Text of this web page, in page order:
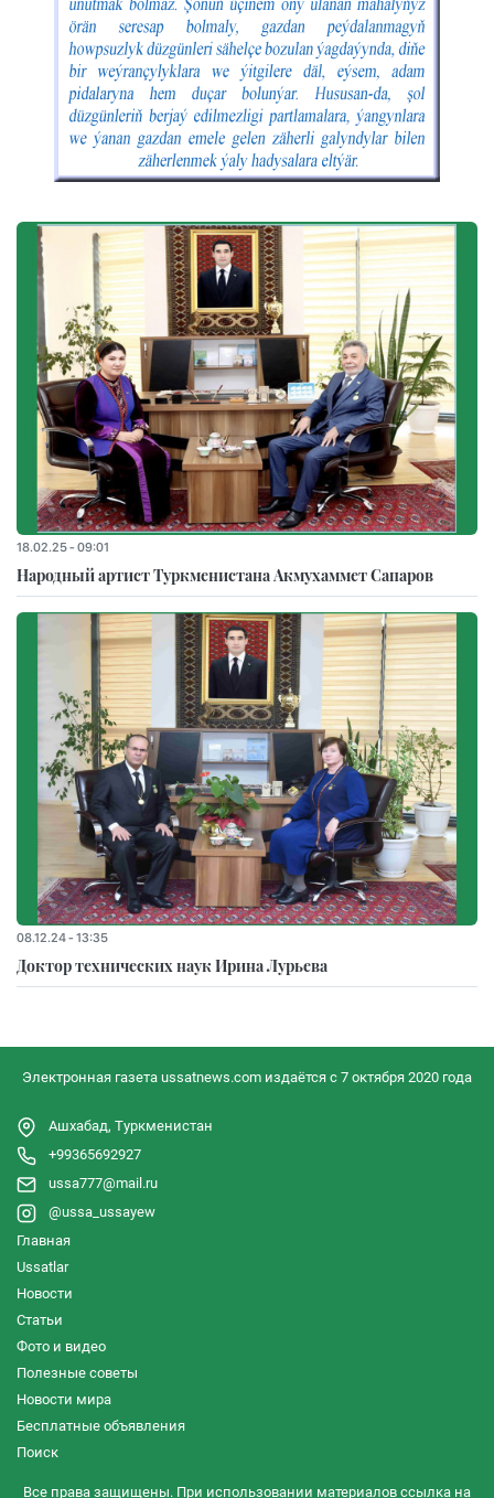
18.02.25 - 09:01
Народный артист Туркменистана Акмухаммет Сапаров
08.12.24 - 13:35
Доктор технических наук Ирина Лурьева
Электронная газета ussatnews.com издаётся с 7 октября 2020 года
Ашхабад, Туркменистан
+99365692927
ussa777@mail.ru
@ussa_ussayew
Главная
Ussatlar
Новости
Статьи
Фото и видео
Полезные советы
Новости мира
Бесплатные объявления
Поиск
Все права защищены. При использовании материалов ссылка на